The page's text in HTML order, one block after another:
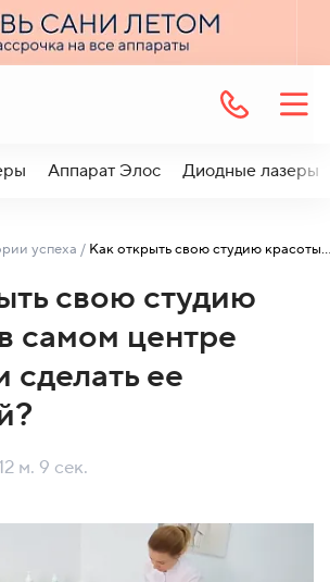
Аппарат Элос Диодные лазеры
успеха / Как открыть свою студию красоты в самом центре Москвы и сделать ее успешной?
свою студию
самом центре
ее
м. 9 сек.